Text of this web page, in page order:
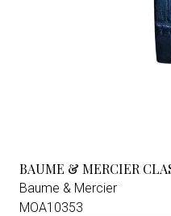
BAUME & MERCIER
Baume & Mercier
MOA10353